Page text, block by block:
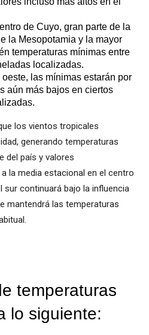
de Cuyo, gran parte de la
la Mesopotamia y la mayor
temperaturas mínimas entre
localizadas.
las mínimas estarán por
aún más bajos en ciertos
los vientos tropicales
generando temperaturas
del país y valores
la media estacional en el centro
sur continuará bajo la influencia
mantendrá las temperaturas
temperaturas
lo siguiente: